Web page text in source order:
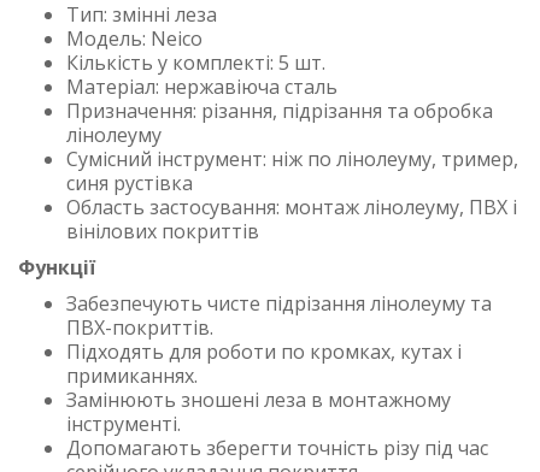
Тип: змінні леза
Модель: Neico
Кількість у комплекті: 5 шт.
Матеріал: нержавіюча сталь
Призначення: різання, підрізання та обробка
лінолеуму
Сумісний інструмент: ніж по лінолеуму, тример,
синя рустівка
Область застосування: монтаж лінолеуму, ПВХ і
вінілових покриттів
Функції
Забезпечують чисте підрізання лінолеуму та
ПВХ-покриттів.
Підходять для роботи по кромках, кутах і
примиканнях.
Замінюють зношені леза в монтажному
інструменті.
Допомагають зберегти точність різу під час